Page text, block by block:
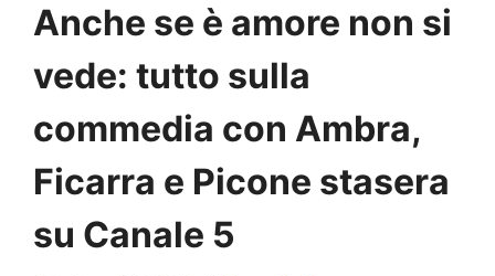
Anche se è amore non si
vede: tutto sulla
commedia con Ambra,
Ficarra e Picone stasera
su Canale 5